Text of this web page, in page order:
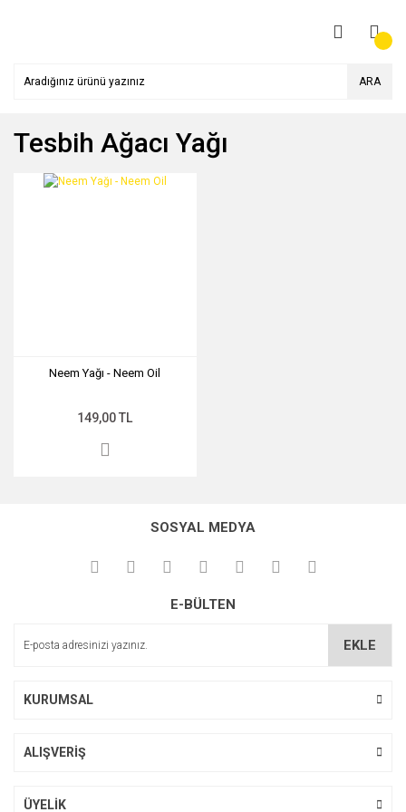
ARA
Tesbih Ağacı Yağı
Neem Yağı - Neem Oil
149,00 TL
SOSYAL MEDYA
E-BÜLTEN
EKLE
KURUMSAL
ALIŞVERİŞ
ÜYELİK